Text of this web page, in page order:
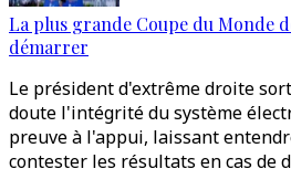
La plus grande Coupe du Monde
démarrer
Le président d'extrême droite
doute l'intégrité du système
preuve à l'appui, laissant
contester les résultats en cas de